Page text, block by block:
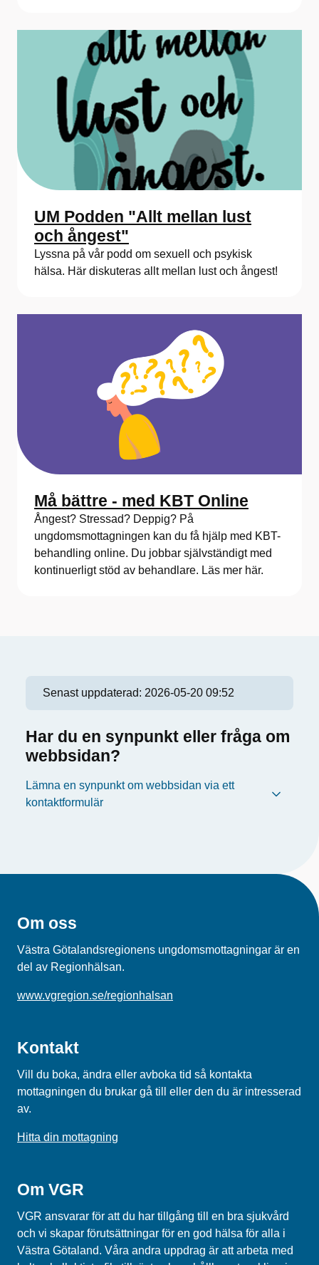
UM Podden "Allt mellan lust
och ångest"
Lyssna på vår podd om sexuell och psykisk
hälsa. Här diskuteras allt mellan lust och ångest!
Må bättre - med KBT Online
Ångest? Stressad? Deppig? På
ungdomsmottagningen kan du få hjälp med KBT-
behandling online. Du jobbar självständigt med
kontinuerligt stöd av behandlare. Läs mer här.
Senast uppdaterad: 2026-05-20 09:52
Har du en synpunkt eller fråga om
webbsidan?
Lämna en synpunkt om webbsidan via ett
kontaktformulär
Om oss
Västra Götalandsregionens ungdomsmottagningar är en
del av Regionhälsan.
www.vgregion.se/regionhalsan
Kontakt
Vill du boka, ändra eller avboka tid så kontakta
mottagningen du brukar gå till eller den du är intresserad
av.
Hitta din mottagning
Om VGR
VGR ansvarar för att du har tillgång till en bra sjukvård
och vi skapar förutsättningar för en god hälsa för alla i
Västra Götaland. Våra andra uppdrag är att arbeta med